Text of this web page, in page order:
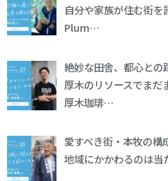
自分や家族が住む街を
Plum…
絶妙な田舎、都心との
厚木のリソースでまだ
厚木珈琲…
愛すべき街・本牧の構
地域にかかわるのは当